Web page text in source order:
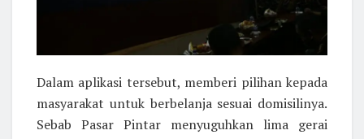
Dalam aplikasi tersebut, memberi pilihan kepada
masyarakat untuk berbelanja sesuai domisilinya.
Sebab Pasar Pintar menyuguhkan lima gerai